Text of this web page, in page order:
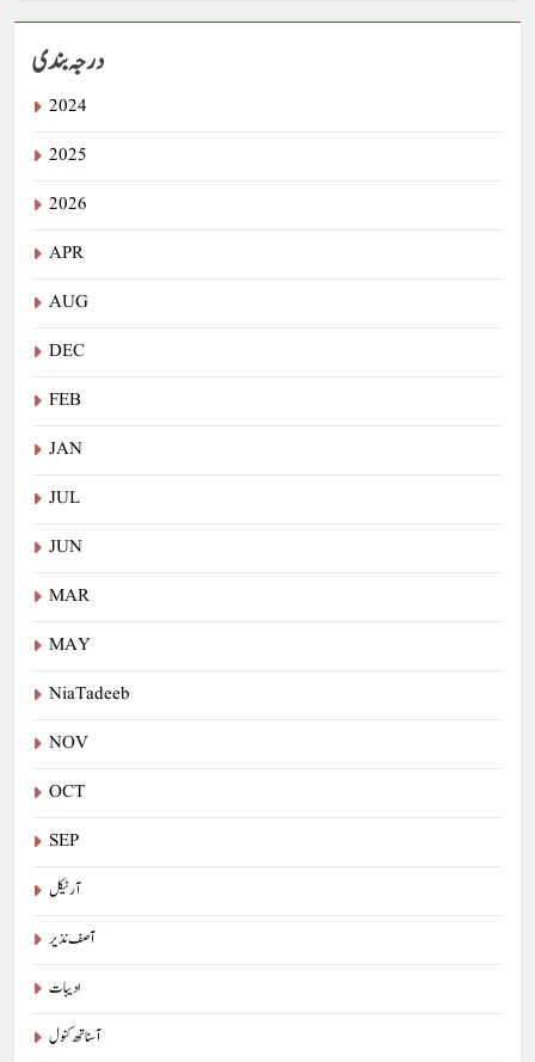
درجہ بندی
2024
2025
2026
APR
AUG
DEC
FEB
JAN
JUL
JUN
MAR
MAY
NiaTadeeb
NOV
OCT
SEP
آرٹیکل
آصف نذیر
ادیبات
آسناتھ کنول